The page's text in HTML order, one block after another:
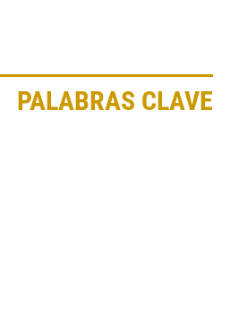
PALABRAS CLAVE